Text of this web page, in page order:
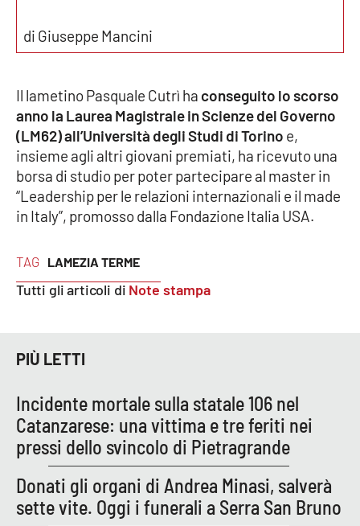
Good Morning Vietnam
Parchi Marini Calabria
Leggendo Alvaro insieme
Imprese Di Calabria
Le perfidie di Antonella Grippo
STREAMING
LaC TV
LaC Network
LaC OnAir
TAG LAMEZIA TERME
Tutti gli articoli di Note stampa
di Giuseppe Mancini
Il lametino Pasquale Cutrì ha conseguito lo scorso
anno la Laurea Magistrale in Scienze del Governo
(LM62) all’Università degli Studi di Torino e,
insieme agli altri giovani premiati, ha ricevuto una
borsa di studio per poter partecipare al master in
“Leadership per le relazioni internazionali e il made
in Italy”, promosso dalla Fondazione Italia USA.
PIÙ LETTI
Incidente mortale sulla statale 106 nel
Catanzarese: una vittima e tre feriti nei
pressi dello svincolo di Pietragrande
Donati gli organi di Andrea Minasi, salverà
sette vite. Oggi i funerali a Serra San Bruno